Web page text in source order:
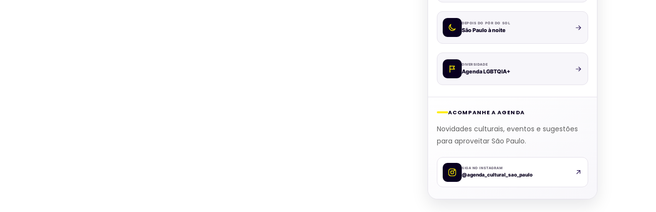
DEPOIS DO PÔR DO SOL
São Paulo à noite
DIVERSIDADE
Agenda LGBTQIA+
ACOMPANHE A AGENDA
Novidades culturais, eventos e sugestões
para aproveitar São Paulo.
SIGA NO INSTAGRAM
@agenda_cultural_sao_paulo